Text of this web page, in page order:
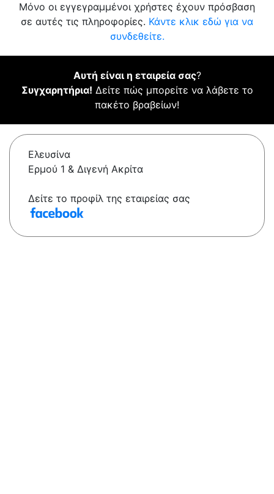
Μόνο οι εγγεγραμμένοι χρήστες έχουν πρόσβαση
σε αυτές τις πληροφορίες. Κάντε κλικ εδώ για να
συνδεθείτε.
Αυτή είναι η εταιρεία σας?
Συγχαρητήρια! Δείτε πώς μπορείτε να λάβετε το
πακέτο βραβείων!
Ελευσίνα
Ερμού 1 & Διγενή Ακρίτα
Δείτε το προφίλ της εταιρείας σας